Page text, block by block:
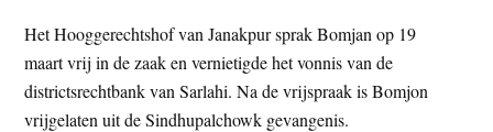
Het Hooggerechtshof van Janakpur sprak Bomjan op 19
maart vrij in de zaak en vernietigde het vonnis van de
districtsrechtbank van Sarlahi. Na de vrijspraak is Bomjon
vrijgelaten uit de Sindhupalchowk gevangenis.